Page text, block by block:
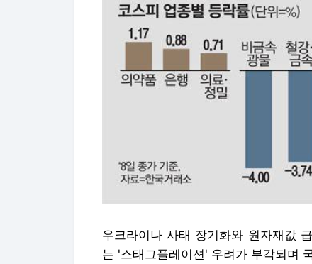
우크라이나 사태 장기화와 원자재값
는 '스태그플레이션' 우려가 부각되며